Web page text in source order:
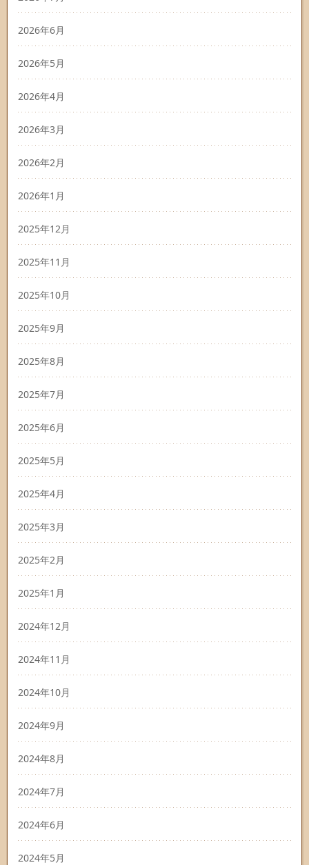
2026年6月
2026年5月
2026年4月
2026年3月
2026年2月
2026年1月
2025年12月
2025年11月
2025年10月
2025年9月
2025年8月
2025年7月
2025年6月
2025年5月
2025年4月
2025年3月
2025年2月
2025年1月
2024年12月
2024年11月
2024年10月
2024年9月
2024年8月
2024年7月
2024年6月
2024年5月